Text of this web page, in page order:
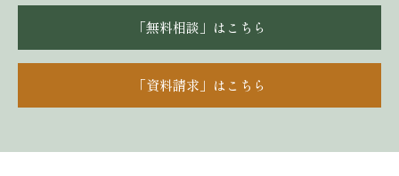
「無料相談」はこちら
「資料請求」はこちら